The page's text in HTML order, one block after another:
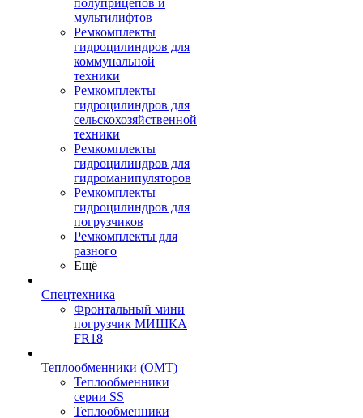
полуприцепов и
мультилифтов
Ремкомплекты
гидроцилиндров для
коммунальной
техники
Ремкомплекты
гидроцилиндров для
сельскохозяйственной
техники
Ремкомплекты
гидроцилиндров для
гидроманипуляторов
Ремкомплекты
гидроцилиндров для
погрузчиков
Ремкомплекты для
разного
Ещё
Спецтехника
Фронтальный мини
погрузчик МИШКА
FR18
Теплообменники (OMT)
Теплообменники
серии SS
Теплообменники